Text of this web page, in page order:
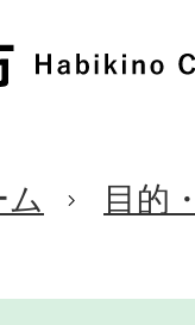
ム 目的